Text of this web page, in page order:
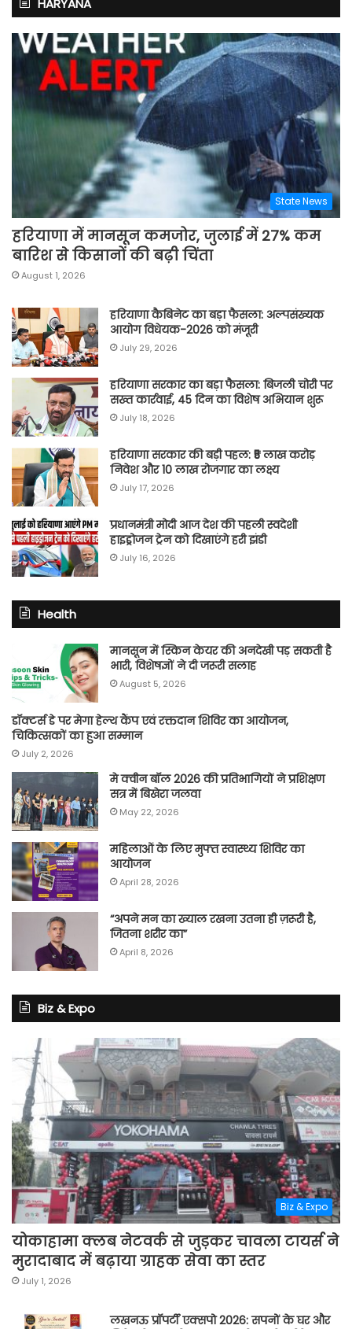
State News
हरियाणा में मानसून कमजोर, जुलाई में 27% कम
बारिश से किसानों की बढ़ी चिंता
August 1, 2026
हरियाणा कैबिनेट का बड़ा फैसला: अल्पसंख्यक
आयोग विधेयक-2026 को मंजूरी
July 29, 2026
हरियाणा सरकार का बड़ा फैसला: बिजली चोरी पर
सख्त कार्रवाई, 45 दिन का विशेष अभियान शुरू
July 18, 2026
हरियाणा सरकार की बड़ी पहल: ₹5 लाख करोड़
निवेश और 10 लाख रोजगार का लक्ष्य
July 17, 2026
प्रधानमंत्री मोदी आज देश की पहली स्वदेशी
हाइड्रोजन ट्रेन को दिखाएंगे हरी झंडी
July 16, 2026
Health
मानसून में स्किन केयर की अनदेखी पड़ सकती है
भारी, विशेषज्ञों ने दी जरूरी सलाह
August 5, 2026
डॉक्टर्स डे पर मेगा हेल्थ कैंप एवं रक्तदान शिविर का आयोजन,
चिकित्सकों का हुआ सम्मान
July 2, 2026
मे क्वीन बॉल 2026 की प्रतिभागियों ने प्रशिक्षण
सत्र में बिखेरा जलवा
May 22, 2026
महिलाओं के लिए मुफ्त स्वास्थ्य शिविर का
आयोजन
April 28, 2026
“अपने मन का ख्याल रखना उतना ही ज़रूरी है,
जितना शरीर का”
April 8, 2026
Biz & Expo
Biz & Expo
योकाहामा क्लब नेटवर्क से जुड़कर चावला टायर्स ने
मुरादाबाद में बढ़ाया ग्राहक सेवा का स्तर
July 1, 2026
लखनऊ प्रॉपर्टी एक्सपो 2026: सपनों के घर और